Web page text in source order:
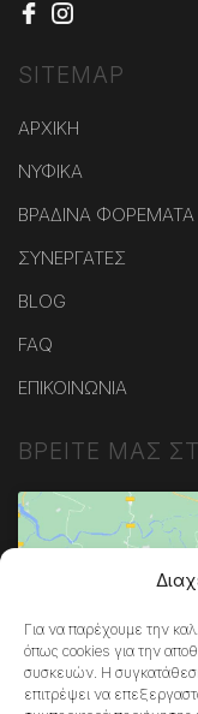
Για να παρέχουμε την
όπως cookies για την
συσκευών. Η
επιτρέψει να
SITEMAP
ΑΡΧΙΚΗ
ΝΥΦΙΚΑ
ΒΡΑΔΙΝΑ ΦΟΡΕΜΑΤΑ
ΣΥΝΕΡΓΑΤΕΣ
BLOG
FAQ
ΕΠΙΚΟΙΝΩΝΙΑ
ΒΡΕΙΤΕ ΜΑΣ